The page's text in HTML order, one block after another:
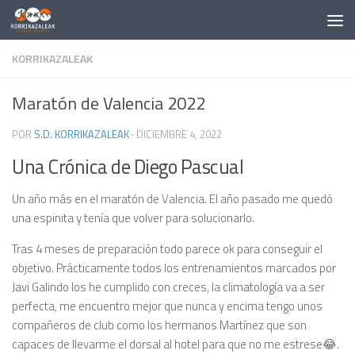
Saltar al contenido
KORRIKAZALEAK
Maratón de Valencia 2022
POR S.D. KORRIKAZALEAK · DICIEMBRE 4, 2022
Una Crónica de Diego Pascual
Un año más en el maratón de Valencia. El año pasado me quedó
una espinita y tenía que volver para solucionarlo.
Tras 4 meses de preparación todo parece ok para conseguir el
objetivo. Prácticamente todos los entrenamientos marcados por
Javi Galindo los he cumplido con creces, la climatología va a ser
perfecta, me encuentro mejor que nunca y encima tengo unos
compañeros de club como los hermanos Martínez que son
capaces de llevarme el dorsal al hotel para que no me estrese😂.